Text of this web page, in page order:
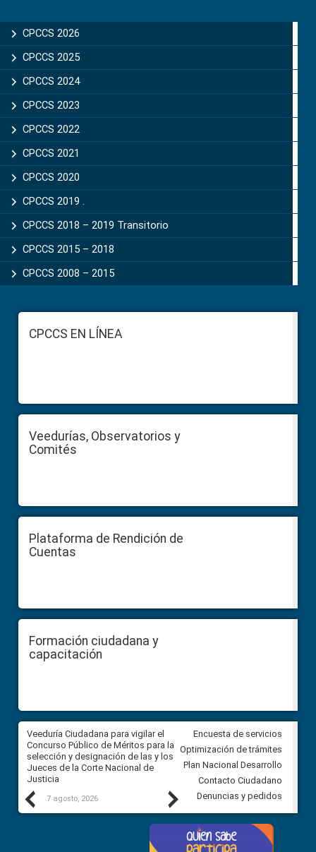
Sidebar
CPCCS 2026
CPCCS 2025
CPCCS 2024
CPCCS 2023
CPCCS 2022
CPCCS 2021
CPCCS 2020
CPCCS 2019 .
CPCCS 2018 – 2019 Transitorio
CPCCS 2015 – 2018
CPCCS 2008 – 2015
FooterCPCCS EN LÍNEA
Veedurías, Observatorios y
Comités
Plataforma de Rendición de
Cuentas
Formación ciudadana y
capacitación
Previous
Veeduría Ciudadana para vigilar el
Concurso Público de Méritos para la
selección y designación de las y los
Jueces de la Corte Nacional de
Justicia
7 agosto, 2026
Veeduría para realizar el
seguimiento de la gestión
Autónomo Descentralizado
parroquial rural de Calacalí
6 agosto, 2026
Next
Encuesta de servicios
Optimización de trámites
Plan Nacional Desarrollo
Contacto Ciudadano
Denuncias y pedidos